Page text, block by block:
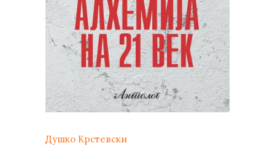
Душко Крстевски